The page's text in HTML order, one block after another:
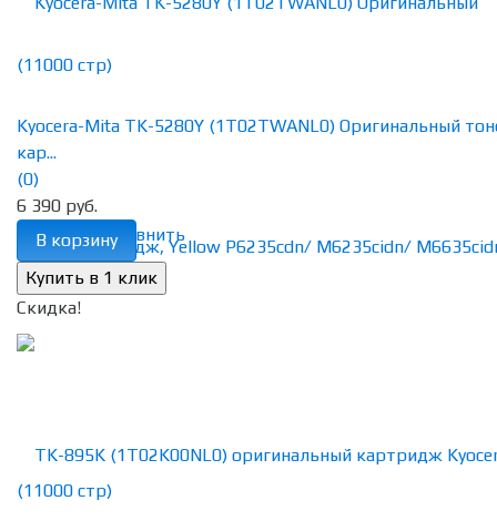
избранное сравнить
Kyocera-Mita TK-5280Y (1T02TWANL0) Оригинальный
кар...
(0)
6 390 руб.
В корзину
Скидка!